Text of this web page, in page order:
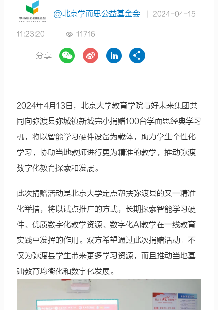
@北京学而思公益基金会 | 2024-04-15
11:23:20 11716
分享
2024年4月13日，北京大学教育学院与好未来集团共
同向弥渡县弥城镇新城完小捐赠100台学而思经典学习
机，将以智能学习硬件设备为载体，助力学生个性化
学习，协助当地教师进行更为精准的教学，推动弥渡
数字化教育探索和发展。
此次捐赠活动是北京大学定点帮扶弥渡县的又一精准
化举措，将以试点推广的方式，长期探索智能学习硬
件、优质数字化教学资源、数字化AI教学在一线教育
实践中发挥的作用。双方希望通过此次捐赠活动，不
仅为弥渡县学生带来更多学习资源，而且推动当地基
础教育均衡化和数字化发展。